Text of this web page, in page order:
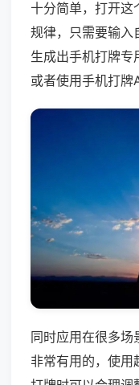
十分简单，打开这
规律，只需要输入
生成出手机打牌专
或者使用手机打牌
同时应用在很多
非常有用的，使用